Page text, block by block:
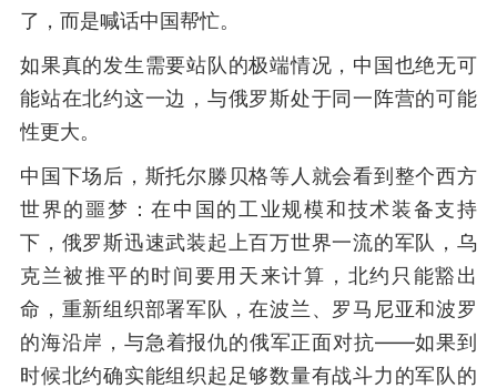
了，而是喊话中国帮忙。
如果真的发生需要站队的极端情况，中国也绝无可
能站在北约这一边，与俄罗斯处于同一阵营的可能
性更大。
中国下场后，斯托尔滕贝格等人就会看到整个西方
世界的噩梦：在中国的工业规模和技术装备支持
下，俄罗斯迅速武装起上百万世界一流的军队，乌
克兰被推平的时间要用天来计算，北约只能豁出
命，重新组织部署军队，在波兰、罗马尼亚和波罗
的海沿岸，与急着报仇的俄军正面对抗——如果到
时候北约确实能组织起足够数量有战斗力的军队的